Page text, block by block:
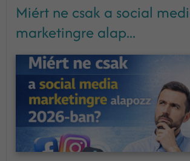
Miért ne csak a social
marketingre alap...